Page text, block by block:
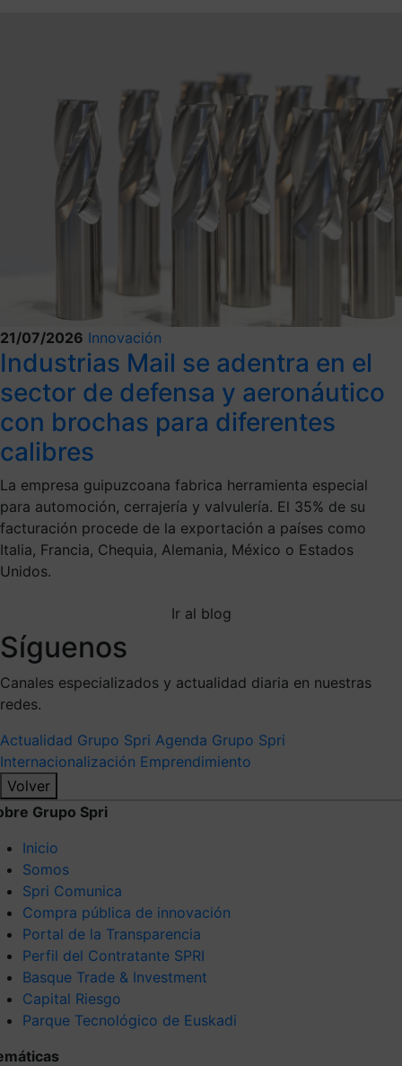
21/07/2026 Innovación
Industrias Mail se adentra en el
sector de defensa y aeronáutico
con brochas para diferentes
calibres
La empresa guipuzcoana fabrica herramienta especial
para automoción, cerrajería y valvulería. El 35% de su
facturación procede de la exportación a países como
Italia, Francia, Chequia, Alemania, México o Estados
Unidos.
Ir al blog
Síguenos
Canales especializados y actualidad diaria en nuestras
redes.
Actualidad Grupo Spri Agenda Grupo Spri
Internacionalización Emprendimiento
Volver
Grupo Spri
Inicio
Somos
Spri Comunica
Compra pública de innovación
Portal de la Transparencia
Perfil del Contratante SPRI
Basque Trade & Investment
Capital Riesgo
Parque Tecnológico de Euskadi